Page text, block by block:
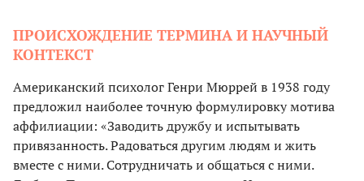
ПРОИСХОЖДЕНИЕ ТЕРМИНА И НАУЧНЫЙ
КОНТЕКСТ
Американский психолог Генри Мюррей в 1938 году
предложил наиболее точную формулировку мотива
аффилиации: «Заводить дружбу и испытывать
привязанность. Радоваться другим людям и жить
вместе с ними. Сотрудничать и общаться с ними.